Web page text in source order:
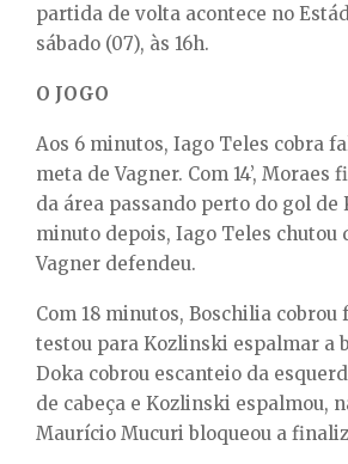
partida de volta acontece no
sábado (07), às 16h.
O JOGO
Aos 6 minutos, Iago Teles cobra
meta de Vagner. Com 14’, Moraes
da área passando perto do gol de
minuto depois, Iago Teles chutou
Vagner defendeu.
Com 18 minutos, Boschilia cobrou
testou para Kozlinski espalmar a
Doka cobrou escanteio da
de cabeça e Kozlinski espalmou,
Maurício Mucuri bloqueou a